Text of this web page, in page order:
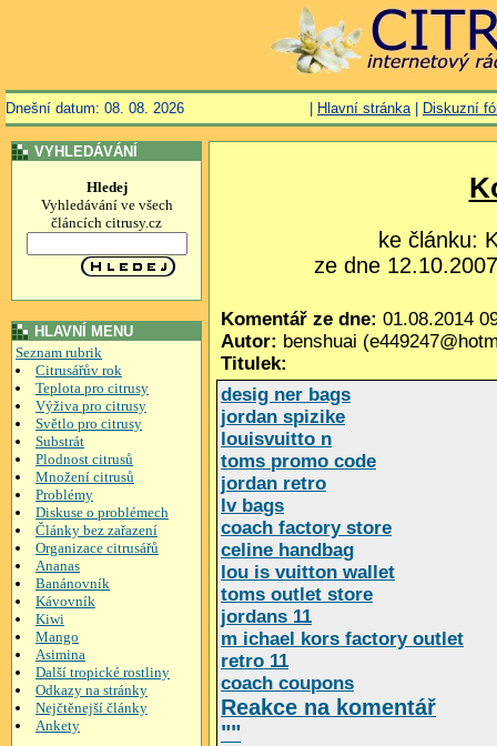
Dnešní datum: 08. 08. 2026 Hlavní stránka| Diskuzní
VYHLEDÁVÁNÍ
Hledej
Vyhledávání ve všech
článcích citrusy.cz
HLAVNÍ MENU
Seznam rubrik
Citrusářův rok
Teplota pro citrusy
Výživa pro citrusy
Světlo pro citrusy
Substrát
Plodnost citrusů
Množení citrusů
Problémy
Diskuse o problémech
Články bez zařazení
Organizace citrusářů
Ananas
Banánovník
Kávovník
Kiwi
Mango
Asimina
Další tropické rostliny
Odkazy na stránky
Nejčtěnejší články
Ankety
ke článku:
ze dne
Komentář ze dne: 01.08.2014
Autor: benshuai
Titulek:
desig ner bags
jordan spizike
louisvuitto n
toms promo code
jordan retro
lv bags
coach factory store
celine handbag
lou is vuitton wallet
toms outlet store
jordans 11
m ichael kors factory outlet
retro 11
coach coupons
Reakce na komentář
""